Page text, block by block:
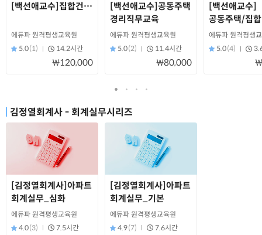
[백선애교수]집합건물(상가) 경리직무교육
에듀파 원격평생교육원
5.0(1) 14.2시간
₩120,000
[백선애교수]공동주택
경리직무교육
에듀파 원격평생교육원
5.0(2) 11.4시간
₩80,000
[백선애교수]
공동주택/집
예산작성편
에듀파 원격평생
5.0(4)
김정열회계사 - 회계실무시리즈
[김정열회계사]아파트
회계실무_심화
에듀파 원격평생교육원
4.0(3) 7.5시간
[김정열회계사]아파트
회계실무_기본
에듀파 원격평생교육원
4.9(7) 7.6시간